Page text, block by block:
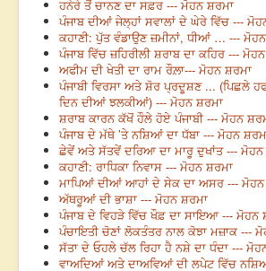
ਹਨੇਰੇ ਤੋਂ ਚਾਨਣ ਦਾ ਸਫ਼ਰ --- ਮੋਹਨ ਸ਼ਰਮਾ
ਪੰਜਾਬ ਦੀਆਂ ਜੇਲ੍ਹਾਂ ਸਵਾਲਾਂ ਦੇ ਘੇਰੇ ਵਿੱਚ ---
ਕਹਾਣੀ: ਪੁੱਤ ਵੰਡਾਉਣ ਜ਼ਮੀਨਾਂ, ਧੀਆਂ … ---
ਪੰਜਾਬ ਵਿੱਚ ਜ਼ਹਿਰੀਲੀ ਸ਼ਰਾਬ ਦਾ ਕਹਿਰ ---
ਅਫੀਮ ਦੀ ਖੇਤੀ ਦਾ ਰਾਮ ਰੌਲ਼ਾ--- ਮੋਹਨ ਸ਼ਰਮਾ
ਪੰਜਾਬੀ ਵਿਰਸਾ ਅਤੇ ਸ਼ੋਰ ਪ੍ਰਦੂਸ਼ਣ ... (ਪਿਛਲੇ
ਦਿਨ ਦੀਆਂ ਝਲਕੀਆਂ) --- ਮੋਹਨ ਸ਼ਰਮਾ
ਸ਼ਰਾਬ ਕਾਰਨ ਕੱਖੋਂ ਹੌਲੇ ਹੋਏ ਪੰਜਾਬੀ --- ਮੋਹਨ
ਪੰਜਾਬ ਦੇ ਮੱਥੇ ’ਤੇ ਨਸ਼ਿਆਂ ਦਾ ਧੱਬਾ --- ਮੋਹਨ
ਛੇਵੇਂ ਅਤੇ ਸੱਤਵੇਂ ਦਰਿਆ ਦਾ ਮਾਰੂ ਦੁਖਾਂਤ --- ਮੋਹਨ
ਕਹਾਣੀ: ਰਾਧਿਕਾ ਨਿਵਾਸ --- ਮੋਹਨ ਸ਼ਰਮਾ
ਮਾਪਿਆਂ ਦੀਆਂ ਆਹਾਂ ਦੇ ਸੇਕ ਦਾ ਅਸਰ --- ਮੋਹਨ
ਅੱਥਰੂਆਂ ਦੀ ਭਾਸ਼ਾ --- ਮੋਹਨ ਸ਼ਰਮਾ
ਪੰਜਾਬ ਦੇ ਵਿਹੜੇ ਵਿੱਚ ਖੌਫ਼ ਦਾ ਸਾਇਆ --- ਮੋਹਨ
ਪੰਚਾਇਤੀ ਚੋਣਾਂ ਲੋਕਤੰਤਰ ਨਾਲ ਕੋਝਾ ਮਜ਼ਾਕ ---
ਸੱਤਾ ਦੇ ਓਹਲੇ ਚੱਲ ਰਿਹਾ ਹੈ ਨਸ਼ੇ ਦਾ ਧੰਦਾ ---
ਵਾਅਦਿਆਂ ਅਤੇ ਦਾਅਵਿਆਂ ਦੀ ਲਪੇਟ ਵਿੱਚ